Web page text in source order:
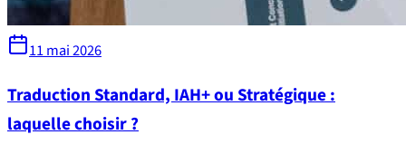
11 mai 2026
Traduction Standard, IAH+ ou Stratégique :
laquelle choisir ?